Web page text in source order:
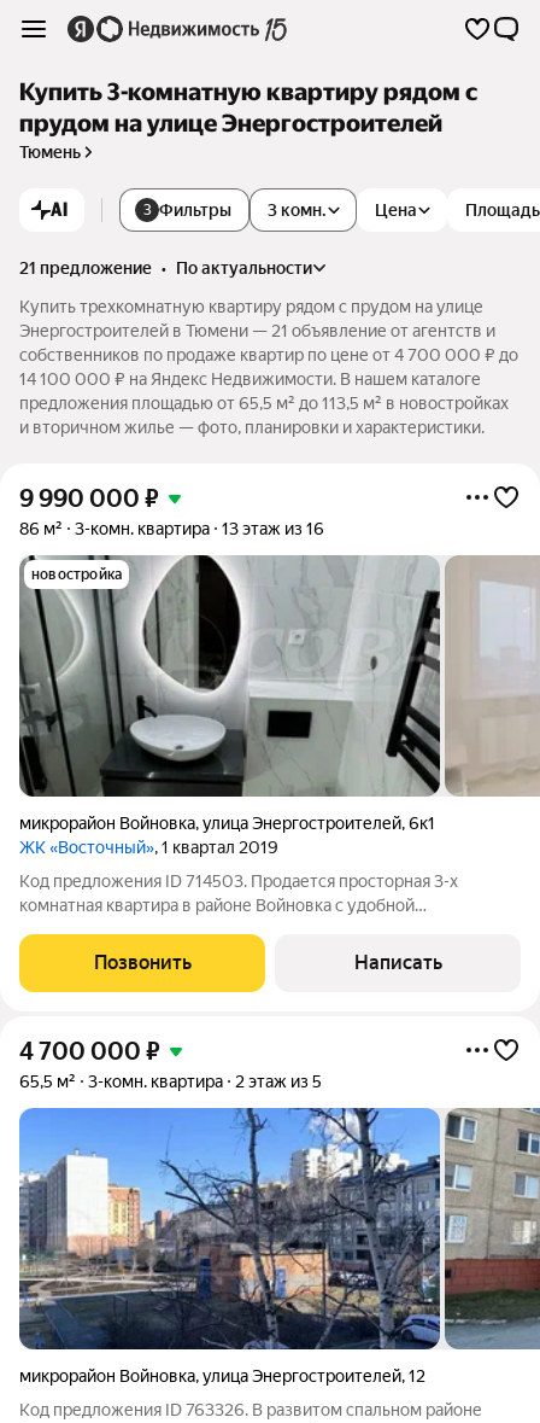
Купить 3-комнатную квартиру рядом с
прудом на улице Энергостроителей
Тюмень
AI 3 Фильтры 3 комн. Цена Площадь
21 предложение •
по актуальности
Купить трехкомнатную квартиру рядом с прудом на улице
Энергостроителей в Тюмени — 21 объявление от агентств и
собственников по продаже квартир по цене от 4 700 000 ₽ до
14 100 000 ₽ на Яндекс Недвижимости. В нашем каталоге
предложения площадью от 65,5 м² до 113,5 м² в новостройках
и вторичном жилье — фото, планировки и характеристики.
9 990 000 ₽
86 м² 3-комн. квартира 13 этаж из 16
новостройка
микрорайон Войновка,улица Энергостроителей,6к1
ЖК «Восточный», 1 квартал 2019
Код предложения ID 714503. Продается просторная 3-х
комнатная квартира в районе Войновка с удобной
остеклением, выходящие на городской пейзаж. Во дворе
находится удобная парковка, детская площадка. Рядом
Позвонить Написать
4 700 000 ₽
65,5 м² 3-комн. квартира 2 этаж из 5
микрорайон Войновка,улица Энергостроителей,12
Код предложения ID 763326. В развитом спальном районе